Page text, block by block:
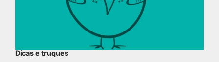
Dicas e truques